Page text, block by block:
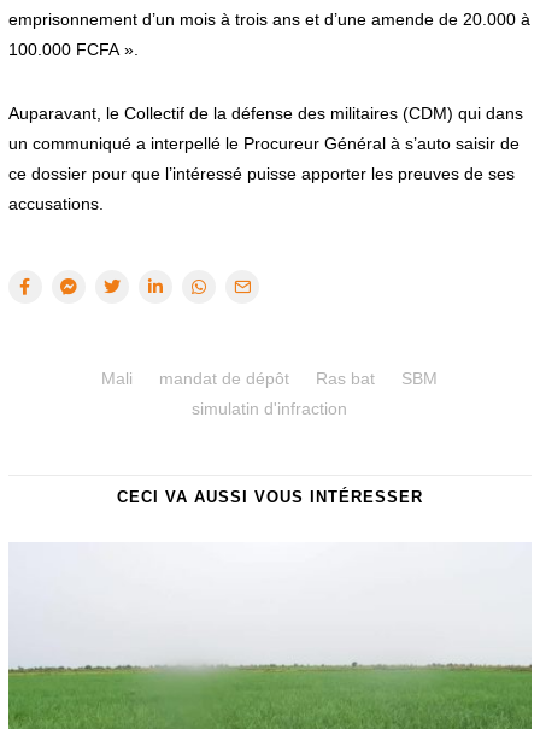
emprisonnement d’un mois à trois ans et d’une amende de 20.000 à
100.000 FCFA ».
Auparavant, le Collectif de la défense des militaires (CDM) qui dans
un communiqué a interpellé le Procureur Général à s’auto saisir de
ce dossier pour que l’intéressé puisse apporter les preuves de ses
accusations.
Mali mandat de dépôt Ras bat
SBM
simulatin d'infraction
CECI VA AUSSI VOUS INTÉRESSER